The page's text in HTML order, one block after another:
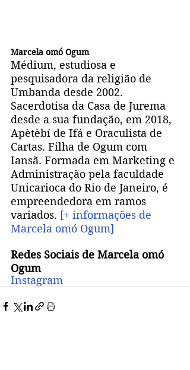
Marcela omó Ogum
Médium, estudiosa e
pesquisadora da religião de
Umbanda desde 2002.
Sacerdotisa da Casa de Jurema
desde a sua fundação, em 2018,
Apètèbí de Ifá e Oraculista de
Cartas. Filha de Ogum com
Iansã. Formada em Marketing e
Administração pela faculdade
Unicarioca do Rio de Janeiro, é
empreendedora em ramos
variados. [+ informações de
Marcela omó Ogum]
Redes Sociais de Marcela omó
Ogum
Instagram